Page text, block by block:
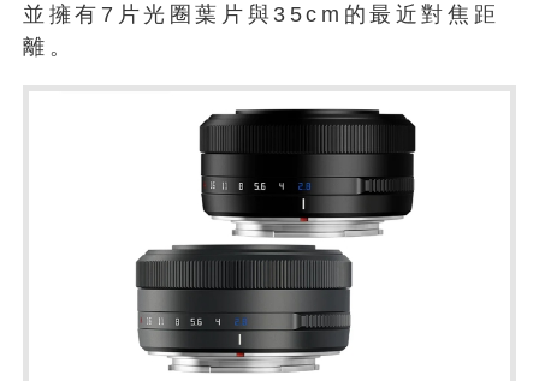
並擁有7片光圈葉片與35cm的最近對焦距
離。